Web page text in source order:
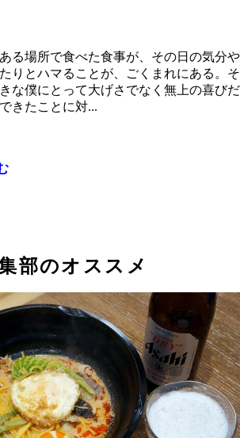
る場所で食べた食事が、その日の気分や
りとハマることが、ごくまれにある。そ
な僕にとって大げさでなく無上の喜びだ
きたことに対...
部のオススメ